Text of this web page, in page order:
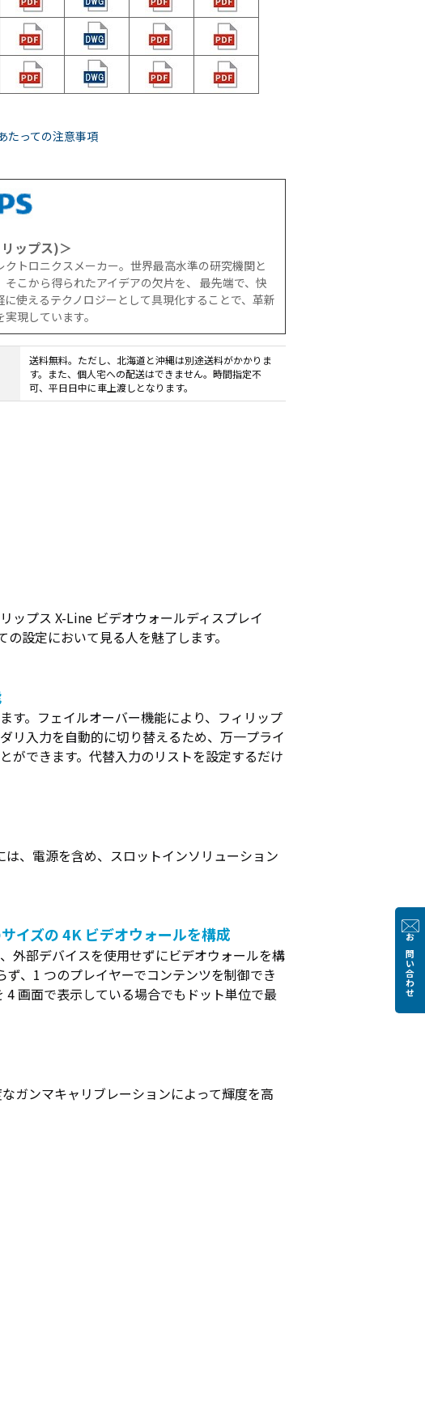
」
管理
運用
パッ
ク
教育
ICT
ソリ
ュー
ショ
教育
機関
向け
ネッ
トワ
ーク
機器
導入
保守
ス
法人
買取
サー
ビス
法人
バイ
ス
製品
カタ
ログ
お問い合わせ
たっての注意事項
ップス)＞
クトロニクスメーカー。世界最高水準の研究機関と
そこから得られたアイデアの欠片を、 最先端で、快
に使えるテクノロジーとして具現化することで、革新
現しています。
送料無料。ただし、北海道と沖縄は別途送料がかかりま
す。また、個人宅への配送はできません。時間指定不
可、平日日中に車上渡しとなります。
ップス X-Line ビデオウォールディスプレイ
設定において見る人を魅了します。
す。フェイルオーバー機能により、フィリップ
リ入力を自動的に切り替えるため、万一プライ
ができます。代替入力のリストを設定するだけ
、電源を含め、スロットインソリューション
イズの 4K ビデオウォールを構成
外部デバイスを使用せずにビデオウォールを構
、1 つのプレイヤーでコンテンツを制御でき
画面で表示している場合でもドット単位で最
ガンマキャリブレーションによって輝度を高